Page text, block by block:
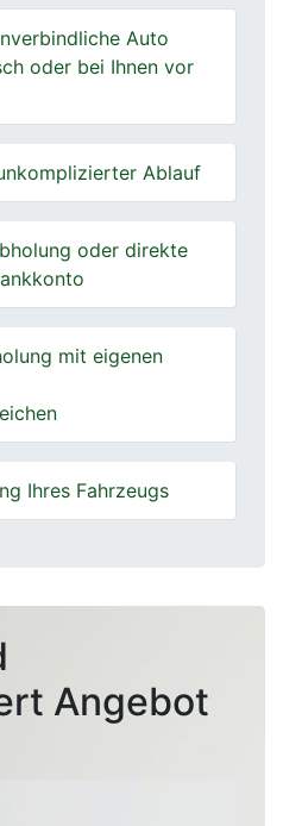
Auto
oder bei Ihnen vor
Ablauf
oder direkte
mit eigenen
Ihres Fahrzeugs
Angebot